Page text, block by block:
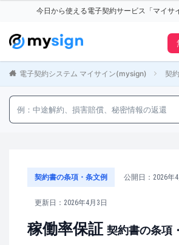
今日から使える電子契約サービス「マイサ
電子契約システム マイサイン(mysign) 契
契約書の条項・条文例 公開日：2026年4
更新日：2026年4月3日
稼働率保証 契約書の条項